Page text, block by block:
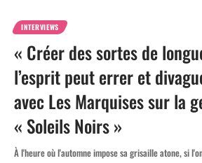
INTERVIEWS
« Créer des sortes de
l’esprit peut errer et
avec Les Marquises sur la
« Soleils Noirs »
À l'heure où l'automne impose sa grisaille atone, si